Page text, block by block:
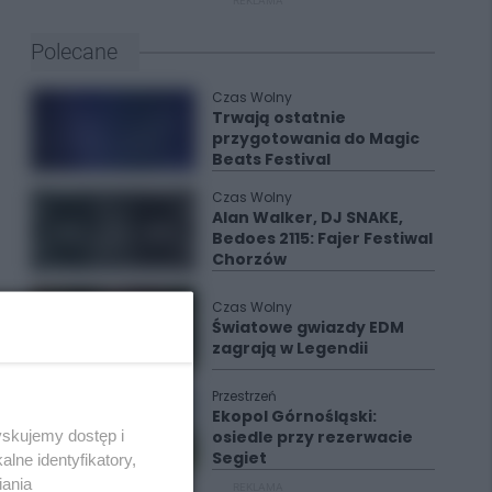
Polecane
Czas Wolny
Trwają ostatnie
przygotowania do Magic
Beats Festival
Czas Wolny
Alan Walker, DJ SNAKE,
Bedoes 2115: Fajer Festiwal
Chorzów
Czas Wolny
Światowe gwiazdy EDM
zagrają w Legendii
Przestrzeń
Ekopol Górnośląski:
osiedle przy rezerwacie
Segiet
dostęp i
identyfikatory,